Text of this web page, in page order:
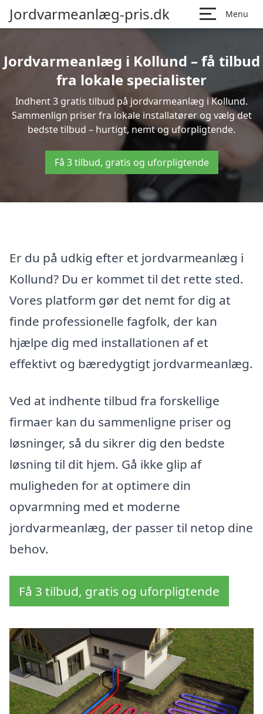
Jordvarmeanlæg-pris.dk Menu
Jordvarmeanlæg i Kollund – få tilbud
fra lokale specialister
Indhent 3 gratis tilbud på jordvarmeanlæg i Kollund.
Sammenlign priser fra lokale installatører og vælg det
bedste tilbud – hurtigt, nemt og uforpligtende.
Få 3 tilbud, gratis og uforpligtende
Er du på udkig efter et jordvarmeanlæg i
Kollund? Du er kommet til det rette sted.
Vores platform gør det nemt for dig at
finde professionelle fagfolk, der kan
hjælpe dig med installationen af et
effektivt og bæredygtigt jordvarmeanlæg.
Ved at indhente tilbud fra forskellige
firmaer kan du sammenligne priser og
løsninger, så du sikrer dig den bedste
løsning til dit hjem. Gå ikke glip af
muligheden for at optimere din
opvarmning med et moderne
jordvarmeanlæg, der passer til netop dine
behov.
Få 3 tilbud, gratis og uforpligtende